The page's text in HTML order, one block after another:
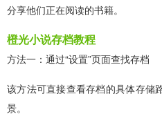
分享他们正在阅读的书籍。
橙光小说存档教程
方法一：通过“设置”页面查找存档
该方法可直接查看存档的具体存储
景。